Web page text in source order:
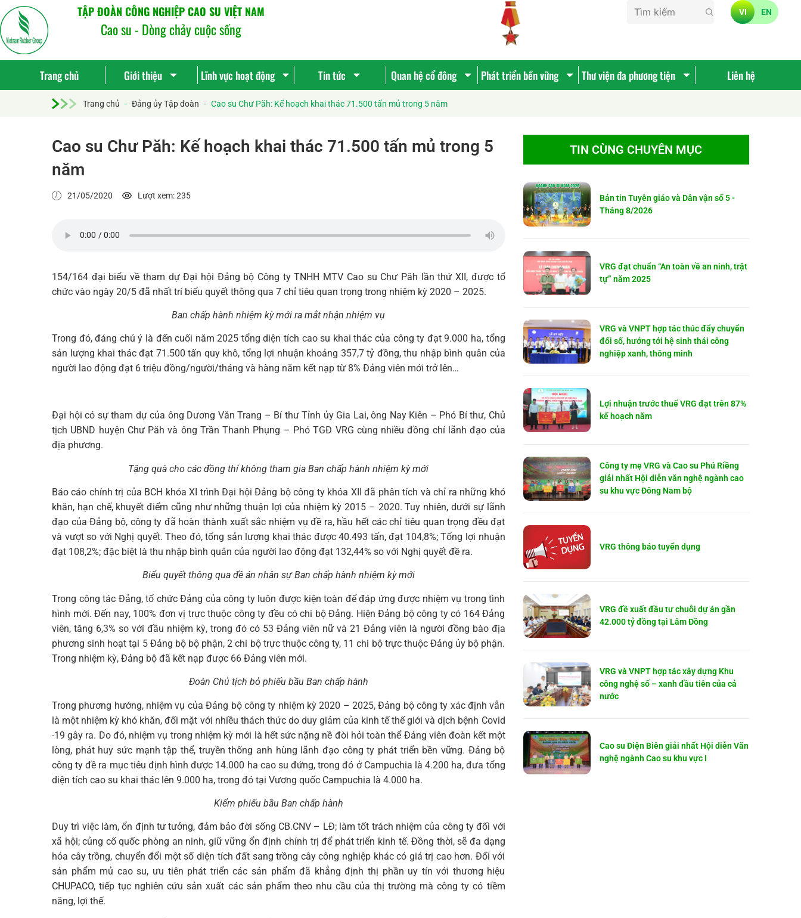
TẬP ĐOÀN CÔNG NGHIỆP CAO SU VIỆT NAM
Cao su - Dòng chảy cuộc sống
VI EN
Trang chủ Giới thiệu Lĩnh vực hoạt động Tin tức Quan hệ cổ đông Phát triển bền vững Thư viện đa phương tiện Liên hệ
Trang chủ - Đảng ủy Tập đoàn - Cao su Chư Păh: Kế hoạch khai thác 71.500 tấn mủ trong 5 năm
Cao su Chư Păh: Kế hoạch khai thác 71.500 tấn mủ trong 5
năm
21/05/2020 Lượt xem: 235
154/164 đại biểu về tham dự Đại hội Đảng bộ Công ty TNHH MTV Cao su Chư Păh lần thứ XII, được tổ
chức vào ngày 20/5 đã nhất trí biểu quyết thông qua 7 chỉ tiêu quan trọng trong nhiệm kỳ 2020 – 2025.
Ban chấp hành nhiệm kỳ mới ra mắt nhận nhiệm vụ
Trong đó, đáng chú ý là đến cuối năm 2025 tổng diện tích cao su khai thác của công ty đạt 9.000 ha, tổng
sản lượng khai thác đạt 71.500 tấn quy khô, tổng lợi nhuận khoảng 357,7 tỷ đồng, thu nhập bình quân của
người lao động đạt 6 triệu đồng/người/tháng và hàng năm kết nạp từ 8% Đảng viên mới trở lên…
Đại hội có sự tham dự của ông Dương Văn Trang – Bí thư Tỉnh ủy Gia Lai, ông Nay Kiên – Phó Bí thư, Chủ
tịch UBND huyện Chư Păh và ông Trần Thanh Phụng – Phó TGĐ VRG cùng nhiều đồng chí lãnh đạo của
địa phương.
Tặng quà cho các đồng thí không tham gia Ban chấp hành nhiệm kỳ mới
Báo cáo chính trị của BCH khóa XI trình Đại hội Đảng bộ công ty khóa XII đã phân tích và chỉ ra những khó
khăn, hạn chế, khuyết điểm cũng như những thuận lợi của nhiệm kỳ 2015 – 2020. Tuy nhiên, dưới sự lãnh
đạo của Đảng bộ, công ty đã hoàn thành xuất sắc nhiệm vụ đề ra, hầu hết các chỉ tiêu quan trọng đều đạt
và vượt so với Nghị quyết. Theo đó, tổng sản lượng khai thác được 40.493 tấn, đạt 104,8%; Tổng lợi nhuận
đạt 108,2%; đặc biệt là thu nhập bình quân của người lao động đạt 132,44% so với Nghị quyết đề ra.
Biểu quyết thông qua đề án nhân sự Ban chấp hành nhiệm kỳ mới
Trong công tác Đảng, tổ chức Đảng của công ty luôn được kiện toàn để đáp ứng được nhiệm vụ trong tình
hình mới. Đến nay, 100% đơn vị trực thuộc công ty đều có chi bộ Đảng. Hiện Đảng bộ công ty có 164 Đảng
viên, tăng 6,3% so với đầu nhiệm kỳ, trong đó có 53 Đảng viên nữ và 21 Đảng viên là người đồng bào địa
phương sinh hoạt tại 5 Đảng bộ bộ phận, 2 chi bộ trực thuộc công ty, 11 chi bộ trực thuộc Đảng ủy bộ phận.
Trong nhiệm kỳ, Đảng bộ đã kết nạp được 66 Đảng viên mới.
Đoàn Chủ tịch bỏ phiếu bầu Ban chấp hành
Trong phương hướng, nhiệm vụ của Đảng bộ công ty nhiệm kỳ 2020 – 2025, Đảng bộ công ty xác định vẫn
là một nhiệm kỳ khó khăn, đối mặt với nhiều thách thức do duy giảm của kinh tế thế giới và dịch bệnh Covid
-19 gây ra. Do đó, nhiệm vụ trong nhiệm kỳ mới là hết sức nặng nề đòi hỏi toàn thể Đảng viên đoàn kết một
lòng, phát huy sức mạnh tập thể, truyền thống anh hùng lãnh đạo công ty phát triển bền vững. Đảng bộ
công ty đề ra mục tiêu định hình được 14.000 ha cao su đứng, trong đó ở Campuchia là 4.200 ha, đưa tổng
diện tích cao su khai thác lên 9.000 ha, trong đó tại Vương quốc Campuchia là 4.000 ha.
Kiểm phiếu bầu Ban chấp hành
Duy trì việc làm, ổn định tư tưởng, đảm bảo đời sống CB.CNV – LĐ; làm tốt trách nhiệm của công ty đối với
xã hội; củng cố quốc phòng an ninh, giữ vững ổn định chính trị để phát triển kinh tế. Đồng thời, sẽ đa dạng
hóa cây trồng, chuyển đổi một số diện tích đất sang trồng cây công nghiệp khác có giá trị cao hơn. Đối với
sản phẩm mủ cao su, ưu tiên phát triển các sản phẩm đã khẳng định thị phần uy tín với thương hiệu
CHUPACO, tiếp tục nghiên cứu sản xuất các sản phẩm theo nhu cầu của thị trường mà công ty có tiềm
năng, lợi thế.
TIN CÙNG CHUYÊN MỤC
Bản tin Tuyên giáo và Dân vận số 5 -
Tháng 8/2026
VRG đạt chuẩn “An toàn về an ninh, trật
tự” năm 2025
VRG và VNPT hợp tác thúc đẩy chuyển
đổi số, hướng tới hệ sinh thái công
nghiệp xanh, thông minh
Lợi nhuận trước thuế VRG đạt trên 87%
kế hoạch năm
Công ty mẹ VRG và Cao su Phú Riềng
giải nhất Hội diễn văn nghệ ngành cao
su khu vực Đông Nam bộ
VRG thông báo tuyển dụng
VRG đề xuất đầu tư chuỗi dự án gần
42.000 tỷ đồng tại Lâm Đồng
VRG và VNPT hợp tác xây dựng Khu
công nghệ số – xanh đầu tiên của cả
nước
Cao su Điện Biên giải nhất Hội diễn Văn
nghệ ngành Cao su khu vực I
Tìm